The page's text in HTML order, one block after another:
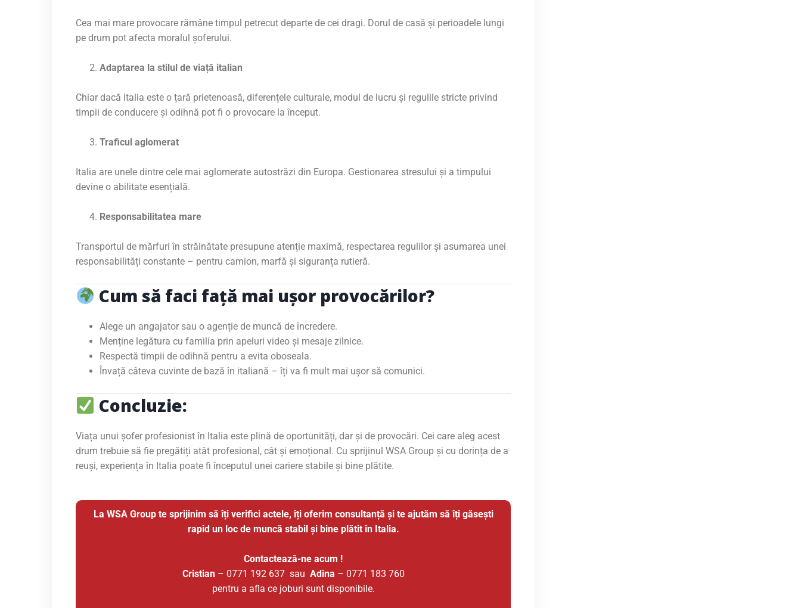
Cea mai mare provocare rămâne timpul petrecut departe de cei dragi. Dorul de casă și perioadele lungi
pe drum pot afecta moralul șoferului.
Adaptarea la stilul de viață italian
Chiar dacă Italia este o țară prietenoasă, diferențele culturale, modul de lucru și regulile stricte privind
timpii de conducere și odihnă pot fi o provocare la început.
Traficul aglomerat
Italia are unele dintre cele mai aglomerate autostrăzi din Europa. Gestionarea stresului și a timpului
devine o abilitate esențială.
Responsabilitatea mare
Transportul de mărfuri în străinătate presupune atenție maximă, respectarea regulilor și asumarea unei
responsabilități constante – pentru camion, marfă și siguranța rutieră.
Cum să faci față mai ușor provocărilor?
Alege un angajator sau o agenție de muncă de încredere.
Menține legătura cu familia prin apeluri video și mesaje zilnice.
Respectă timpii de odihnă pentru a evita oboseala.
Învață câteva cuvinte de bază în italiană – îți va fi mult mai ușor să comunici.
Concluzie:
Viața unui șofer profesionist în Italia este plină de oportunități, dar și de provocări. Cei care aleg acest
drum trebuie să fie pregătiți atât profesional, cât și emoțional. Cu sprijinul WSA Group și cu dorința de a
reuși, experiența în Italia poate fi începutul unei cariere stabile și bine plătite.
La WSA Group te sprijinim să îți verifici actele, îți oferim consultanță și te ajutăm să îți găsești
rapid un loc de muncă stabil și bine plătit în Italia.
Contactează-ne acum !
Cristian– 0771 192 637 sau Adina – 0771 183 760
pentru a afla ce joburi sunt disponibile.